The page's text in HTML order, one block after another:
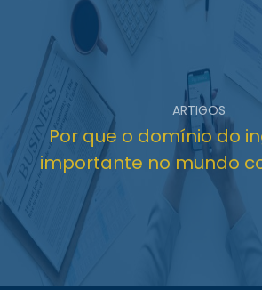
ARTIGOS
Por que o domínio do
importante no mundo